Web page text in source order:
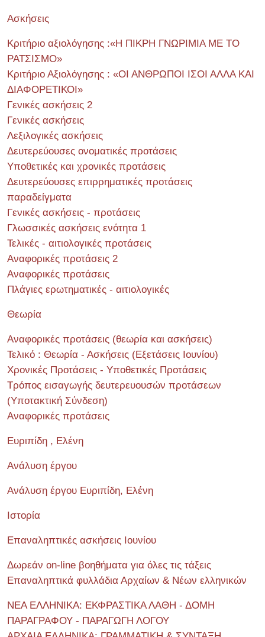
Ασκήσεις
Κριτήριο αξιολόγησης :«Η ΠΙΚΡΗ ΓΝΩΡΙΜΙΑ ΜΕ ΤΟ
ΡΑΤΣΙΣΜΟ»
Κριτήριο Αξιολόγησης : «ΟΙ ΑΝΘΡΩΠΟΙ ΙΣΟΙ ΑΛΛΑ ΚΑΙ
ΔΙΑΦΟΡΕΤΙΚΟΙ»
Γενικές ασκήσεις 2
Γενικές ασκήσεις
Λεξιλογικές ασκήσεις
Δευτερεύουσες ονοματικές προτάσεις
Υποθετικές και χρονικές προτάσεις
Δευτερεύουσες επιρρηματικές προτάσεις
παραδείγματα
Γενικές ασκήσεις - προτάσεις
Γλωσσικές ασκήσεις ενότητα 1
Τελικές - αιτιολογικές προτάσεις
Αναφορικές προτάσεις 2
Αναφορικές προτάσεις
Πλάγιες ερωτηματικές - αιτιολογικές
Θεωρία
Αναφορικές προτάσεις (θεωρία και ασκήσεις)
Τελικό : Θεωρία - Ασκήσεις (Εξετάσεις Ιουνίου)
Χρονικές Προτάσεις - Υποθετικές Προτάσεις
Τρόπος εισαγωγής δευτερευουσών προτάσεων
(Υποτακτική Σύνδεση)
Αναφορικές προτάσεις
Ευριπίδη , Ελένη
Ανάλυση έργου
Ανάλυση έργου Ευριπίδη, Ελένη
Ιστορία
Επαναληπτικές ασκήσεις Ιουνίου
Δωρεάν on-line βοηθήματα για όλες τις τάξεις
Επαναληπτικά φυλλάδια Αρχαίων & Νέων ελληνικών
ΝΕΑ ΕΛΛΗΝΙΚΑ: ΕΚΦΡΑΣΤΙΚΑ ΛΑΘΗ - ΔΟΜΗ
ΠΑΡΑΓΡΑΦΟΥ - ΠΑΡΑΓΩΓΗ ΛΟΓΟΥ